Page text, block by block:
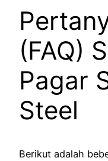
(FAQ)
Pagar
Steel
Berikut adalah